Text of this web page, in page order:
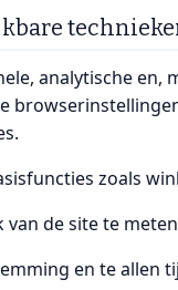
analytische
zoals
de site te
en te allen